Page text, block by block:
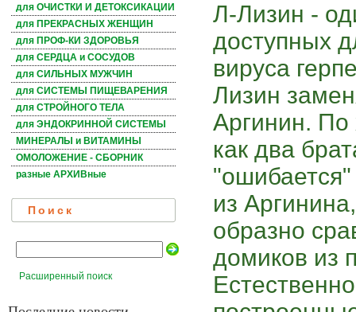
для ОЧИСТКИ И ДЕТОКСИКАЦИИ
для ПРЕКРАСНЫХ ЖЕНЩИН
для ПРОФ-КИ ЗДОРОВЬЯ
для СЕРДЦА и СОСУДОВ
для СИЛЬНЫХ МУЖЧИН
для СИСТЕМЫ ПИЩЕВАРЕНИЯ
для СТРОЙНОГО ТЕЛА
для ЭНДОКРИННОЙ СИСТЕМЫ
МИНЕРАЛЫ и ВИТАМИНЫ
ОМОЛОЖЕНИЕ - СБОРНИК
разные АРХИВные
Поиск
Расширенный поиск
Л-Лизин -
доступных
вируса
Лизин
Аргинин. По
как два
из
образно
домиков из